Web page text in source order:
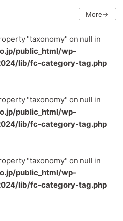
More→
"taxonomy" on null in
public_html/wp-
lib/fc-category-tag.php
"taxonomy" on null in
public_html/wp-
lib/fc-category-tag.php
"taxonomy" on null in
public_html/wp-
lib/fc-category-tag.php